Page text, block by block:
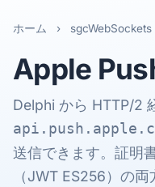
ホーム › sgcWebSockets
Apple
Delphi から HTTP/2
送信できます。証明
（JWT ES256）の